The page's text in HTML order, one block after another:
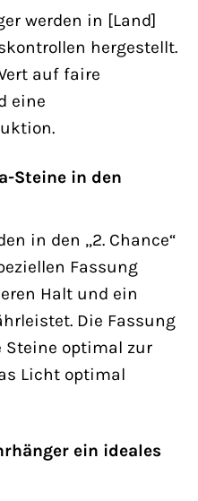
werden in [Land]
hergestellt.
auf faire
eine
Steine in den
in den „2. Chance“
Fassung
Halt und ein
Die Fassung
Steine optimal zur
Licht optimal
ein ideales